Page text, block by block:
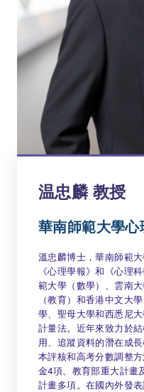
温忠麟 教授
華南師範大學心
溫忠麟博士，華南師範
《心理學報》和《心理
範大學（數學）、雲南
（教育）和香港中文大
學、聖母大學和西悉尼
計量法。近年來致力於
用、追蹤資料的潛在成
本評核和高考分數調整
金4項、教育部重大計畫
計畫多項。在國內外發